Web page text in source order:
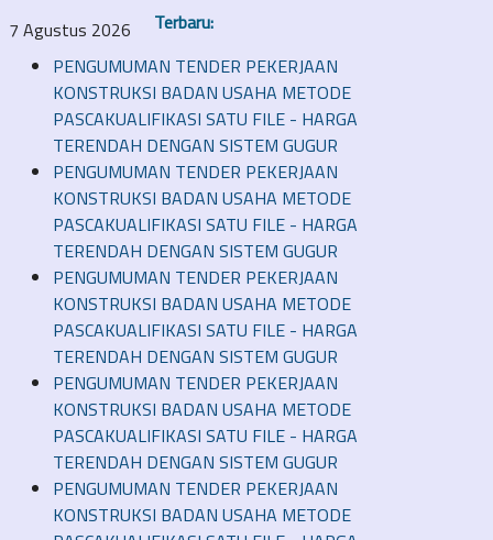
7 Agustus 2026
Terbaru:
PENGUMUMAN TENDER PEKERJAAN
KONSTRUKSI BADAN USAHA METODE
PASCAKUALIFIKASI SATU FILE - HARGA
TERENDAH DENGAN SISTEM GUGUR
PENGUMUMAN TENDER PEKERJAAN
KONSTRUKSI BADAN USAHA METODE
PASCAKUALIFIKASI SATU FILE - HARGA
TERENDAH DENGAN SISTEM GUGUR
PENGUMUMAN TENDER PEKERJAAN
KONSTRUKSI BADAN USAHA METODE
PASCAKUALIFIKASI SATU FILE - HARGA
TERENDAH DENGAN SISTEM GUGUR
PENGUMUMAN TENDER PEKERJAAN
KONSTRUKSI BADAN USAHA METODE
PASCAKUALIFIKASI SATU FILE - HARGA
TERENDAH DENGAN SISTEM GUGUR
PENGUMUMAN TENDER PEKERJAAN
KONSTRUKSI BADAN USAHA METODE